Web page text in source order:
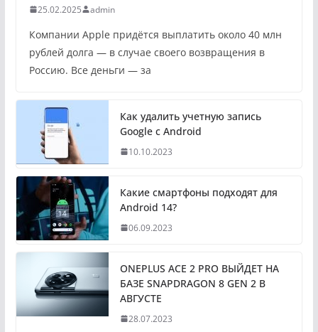
25.02.2025 admin
Компании Apple придётся выплатить около 40 млн
рублей долга — в случае своего возвращения в
Россию. Все деньги — за
Как удалить учетную запись
Google с Android
10.10.2023
Какие смартфоны подходят для
Android 14?
06.09.2023
ONEPLUS ACE 2 PRO ВЫЙДЕТ НА
БАЗЕ SNAPDRAGON 8 GEN 2 В
АВГУСТЕ
28.07.2023